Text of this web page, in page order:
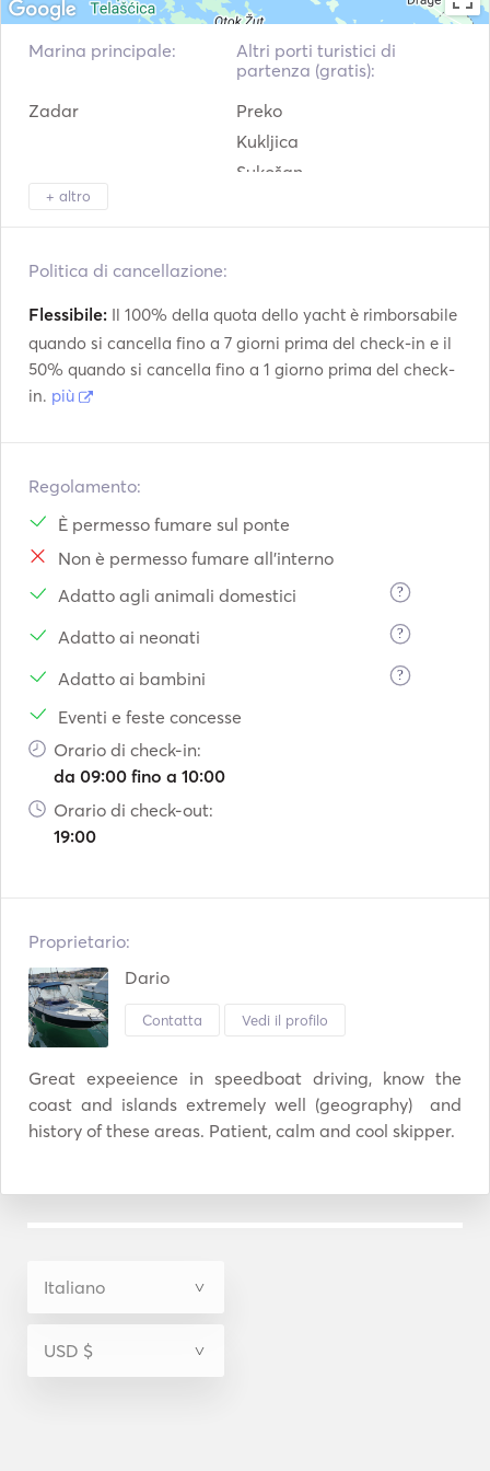
Marina principale:
Zadar
Altri porti turistici di
partenza (gratis):
Preko
Kukljica
Sukošan
+ altro
Politica di cancellazione:
Flessibile: Il 100% della quota dello yacht è rimborsabile
quando si cancella fino a 7 giorni prima del check-in e il
50% quando si cancella fino a 1 giorno prima del check-
in. più
Regolamento:
È permesso fumare sul ponte
Non è permesso fumare all'interno
Adatto agli animali domestici
?
Adatto ai neonati ?
Adatto ai bambini ?
Eventi e feste concesse
Orario di check-in:
da 09:00 fino a 10:00
Orario di check-out:
19:00
Proprietario:
Dario
Contatta Vedi il profilo
Great expeeience in speedboat driving, know the
coast and islands extremely well (geography)  and